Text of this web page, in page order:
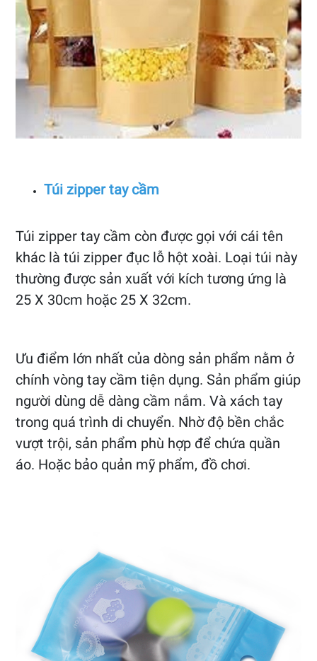
Túi zipper tay cầm
Túi zipper tay cầm còn được gọi với cái tên
khác là túi zipper đục lỗ hột xoài. Loại túi này
thường được sản xuất với kích tương ứng là
25 X 30cm hoặc 25 X 32cm.
Ưu điểm lớn nhất của dòng sản phẩm nằm ở
chính vòng tay cầm tiện dụng. Sản phẩm giúp
người dùng dễ dàng cầm nắm. Và xách tay
trong quá trình di chuyển. Nhờ độ bền chắc
vượt trội, sản phẩm phù hợp để chứa quần
áo. Hoặc bảo quản mỹ phẩm, đồ chơi.